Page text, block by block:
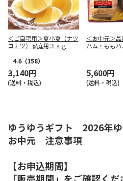
＜ご自宅用＞夏小夏（ナツ
コナツ）家庭用３ｋｇ
4.6 （158）
3,140円
(送料・税込)
＜お中元＞
ハム・ももハ
5,600円
(送料・税込)
ゆうゆうギフト 2026年
お中元 注意事項
【お申込期間】
「販売期間」をご確認くだ